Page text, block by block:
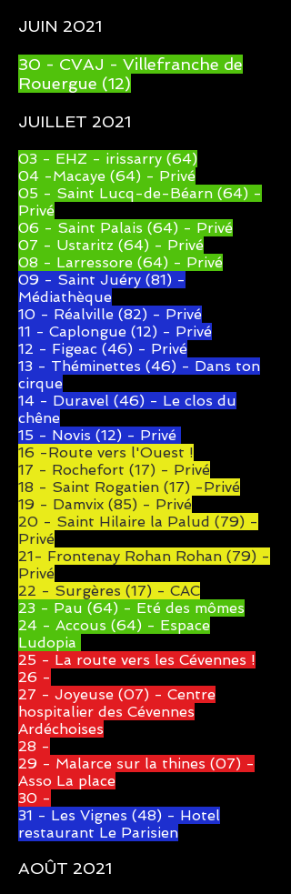
JUIN 2021
30 - CVAJ - Villefranche de
Rouergue (12)
JUILLET 2021
03 - EHZ - irissarry (64)
04 -Macaye (64) - Privé
05 - Saint Lucq-de-Béarn (64) -
Privé
06 - Saint Palais (64) - Privé
07 - Ustaritz (64) - Privé
08 - Larressore (64) - Privé
09 - Saint Juéry (81) -
Médiathèque
10 - Réalville (82) - Privé
11 - Caplongue (12) - Privé
12 - Figeac (46) - Privé
13 - Théminettes (46) - Dans ton
cirque
14 - Duravel (46) - Le clos du
chêne
15 - Novis (12) - Privé
16 -Route vers l'Ouest !
17 - Rochefort (17) - Privé
18 - Saint Rogatien (17) -Privé
19 - Damvix (85) - Privé
20 - Saint Hilaire la Palud (79) -
Privé
21- Frontenay Rohan Rohan (79) -
Privé
22 - Surgères (17) - CAC
23 - Pau (64) - Eté des mômes
24 - Accous (64) - Espace
Ludopia
25 - La route vers les Cévennes !
26 -
27 - Joyeuse (07) - Centre
hospitalier des Cévennes
Ardéchoises
28 -
29 - Malarce sur la thines (07) -
Asso La place
30 -
31 - Les Vignes (48) - Hotel
restaurant Le Parisien
AOÛT 2021